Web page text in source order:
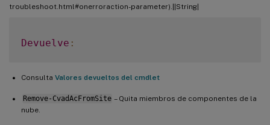
troubleshoot.html#onerroraction-parameter).||String|
Devuelve :
Consulta Valores devueltos del cmdlet
Remove-CvadAcFromSite – Quita miembros de componentes de la
nube.